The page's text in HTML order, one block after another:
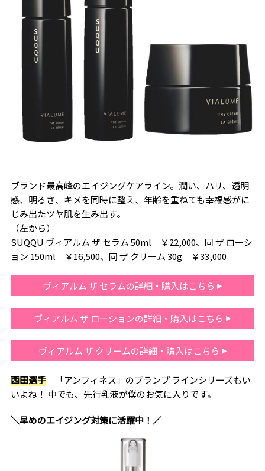
ブランド最高峰のエイジングケアライン。潤い、ハリ、透明
感、明るさ、キメを同時に整え、年齢を重ねても幸福感がに
じみ出たツヤ肌を生み出す。
（左から）
SUQQU ヴィアルム ザ セラム 50ml ￥22,000、同 ザ ローシ
ョン 150ml ￥16,500、同 ザ クリーム 30g ￥33,000
ヴィアルム ザ セラムの詳細・購入はこちら
ヴィアルム ザ ローションの詳細・購入はこちら
ヴィアルム ザ クリームの詳細・購入はこちら
西田選手「アンフィネス」のプランプ ラインシリーズもい
いよね！ 中でも、先行乳液が僕のお気に入りです。
＼早めのエイジング対策に活躍中！／